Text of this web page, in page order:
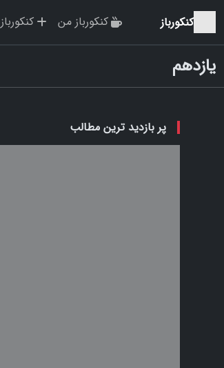
کنکورباز کنکورباز من کنکورباز
یازدهم
پر بازدید ترین مطالب